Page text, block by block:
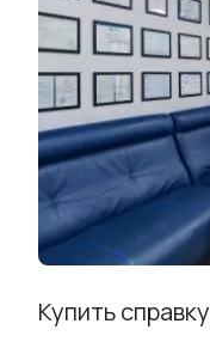
Купить справку